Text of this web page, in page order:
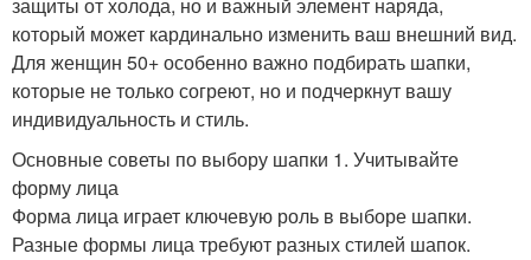
который может кардинально изменить ваш внешний вид.
Для женщин 50+ особенно важно подбирать шапки,
которые не только согреют, но и подчеркнут вашу
индивидуальность и стиль.
Основные советы по выбору шапки 1. Учитывайте
форму лица
Форма лица играет ключевую роль в выборе шапки.
Разные формы лица требуют разных стилей шапок.